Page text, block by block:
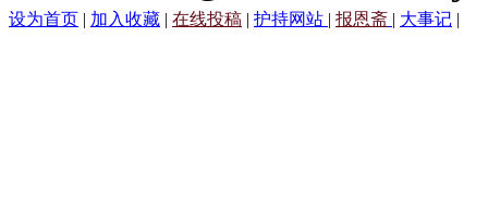
设为首页 | 加入收藏 | 在线投稿 | 护持网站 | 报恩斋 | 大事记 |